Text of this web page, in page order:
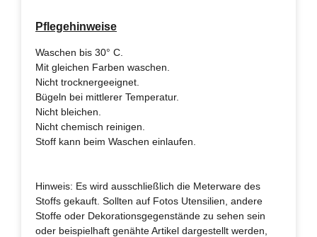
Pflegehinweise
Waschen bis 30° C.
Mit gleichen Farben waschen.
Nicht trocknergeeignet.
Bügeln bei mittlerer Temperatur.
Nicht bleichen.
Nicht chemisch reinigen.
Stoff kann beim Waschen einlaufen.
Hinweis: Es wird ausschließlich die Meterware des
Stoffs gekauft. Sollten auf Fotos Utensilien, andere
Stoffe oder Dekorationsgegenstände zu sehen sein
oder beispielhaft genähte Artikel dargestellt werden,